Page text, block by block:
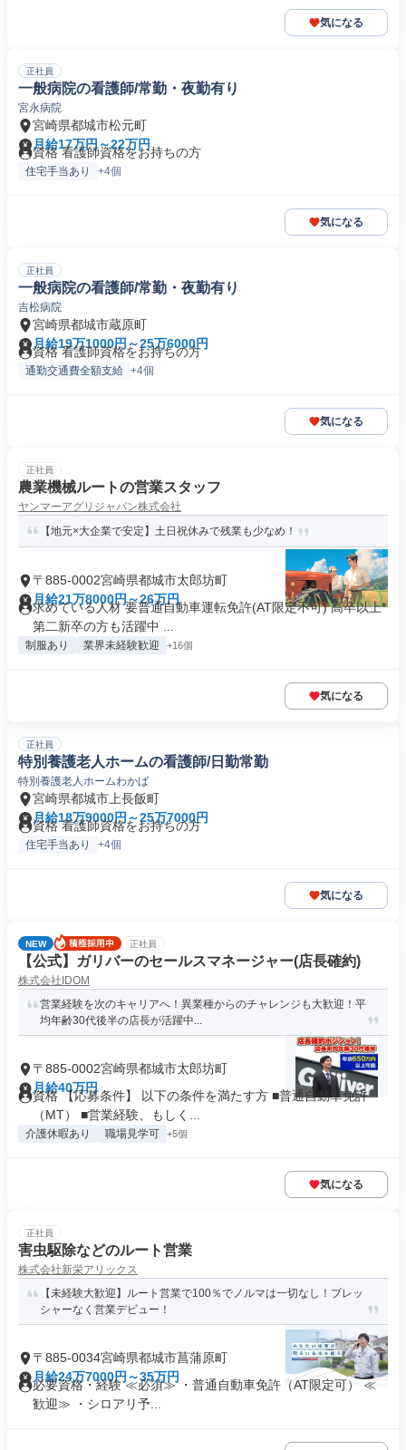
気になる
正社員
一般病院の看護師/常勤・夜勤有り
宮永病院
宮崎県都城市松元町
月給17万円～22万円
資格 看護師資格をお持ちの方
住宅手当あり +4個
気になる
正社員
一般病院の看護師/常勤・夜勤有り
吉松病院
宮崎県都城市蔵原町
月給19万1000円～25万6000円
資格 看護師資格をお持ちの方
通勤交通費全額支給 +4個
気になる
正社員
農業機械ルートの営業スタッフ
ヤンマーアグリジャパン株式会社
【地元×大企業で安定】土日祝休みで残業も少なめ！
〒885-0002宮崎県都城市太郎坊町
月給21万8000円～26万円
求めている人材 要普通自動車運転免許(AT限定不可) 高卒以上*
第二新卒の方も活躍中 ...
制服あり 業界未経験歓迎 +16個
気になる
正社員
特別養護老人ホームの看護師/日勤常勤
特別養護老人ホームわかば
宮崎県都城市上長飯町
月給18万9000円～25万7000円
資格 看護師資格をお持ちの方
住宅手当あり +4個
気になる
NEW 正社員
【公式】ガリバーのセールスマネージャー(店長確約)
株式会社IDOM
営業経験を次のキャリアへ！異業種からのチャレンジも大歓迎！平
均年齢30代後半の店長が活躍中...
〒885-0002宮崎県都城市太郎坊町
月給40万円
資格 【応募条件】 以下の条件を満たす方 ■普通自動車免許
（MT） ■営業経験、もしく...
介護休暇あり 職場見学可 +5個
気になる
正社員
害虫駆除などのルート営業
株式会社新栄アリックス
【未経験大歓迎】ルート営業で100％でノルマは一切なし！プレッ
シャーなく営業デビュー！
〒885-0034宮崎県都城市菖蒲原町
月給24万7000円～35万円
必要資格・経験 ≪必須≫ ・普通自動車免許（AT限定可） ≪
歓迎≫ ・シロアリ予...